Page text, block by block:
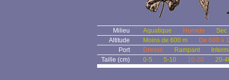
Milieu Aquatique Humide
Sec
Altitude
Moins de 600 m
De 600 à
Port
Dressé Rampant
Taille (cm)
0-5 5-10 10-20 20-